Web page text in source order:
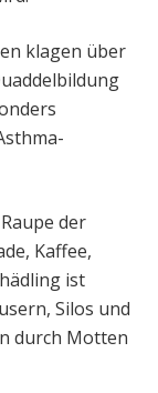
klagen über
der
Kaffee,
ist
Silos und
durch Motten